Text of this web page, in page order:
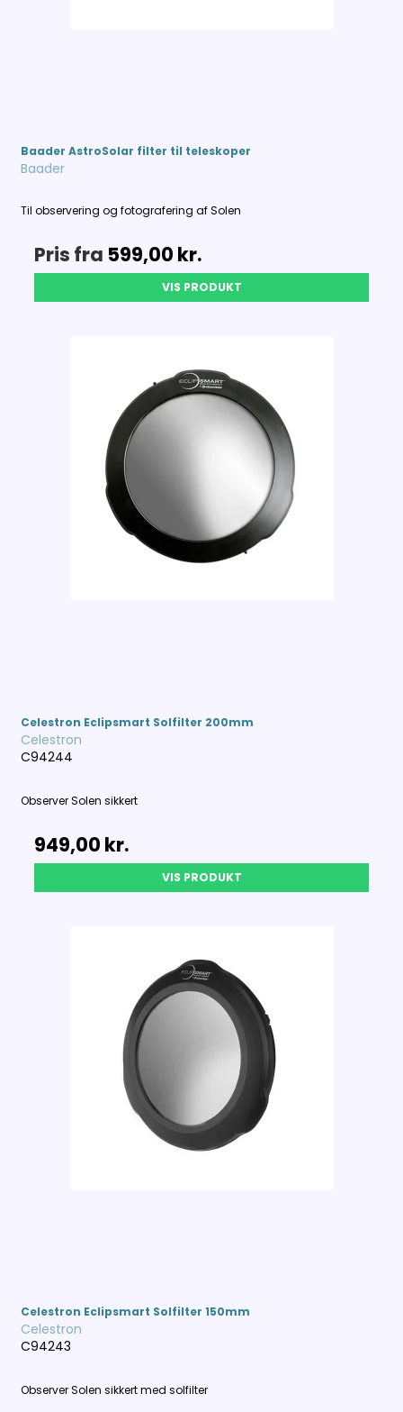
Baader AstroSolar filter til teleskoper
Baader
Til observering og fotografering af Solen
Pris fra 599,00 kr.
VIS PRODUKT
Celestron Eclipsmart Solfilter 200mm
Celestron
C94244
Observer Solen sikkert
949,00 kr.
VIS PRODUKT
Celestron Eclipsmart Solfilter 150mm
Celestron
C94243
Observer Solen sikkert med solfilter